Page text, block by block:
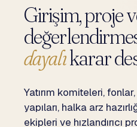
Girişim, proje
dayalıkarar
Yatırım komiteleri,
yapıları, halka arz
ekipleri ve hızlandırıcı